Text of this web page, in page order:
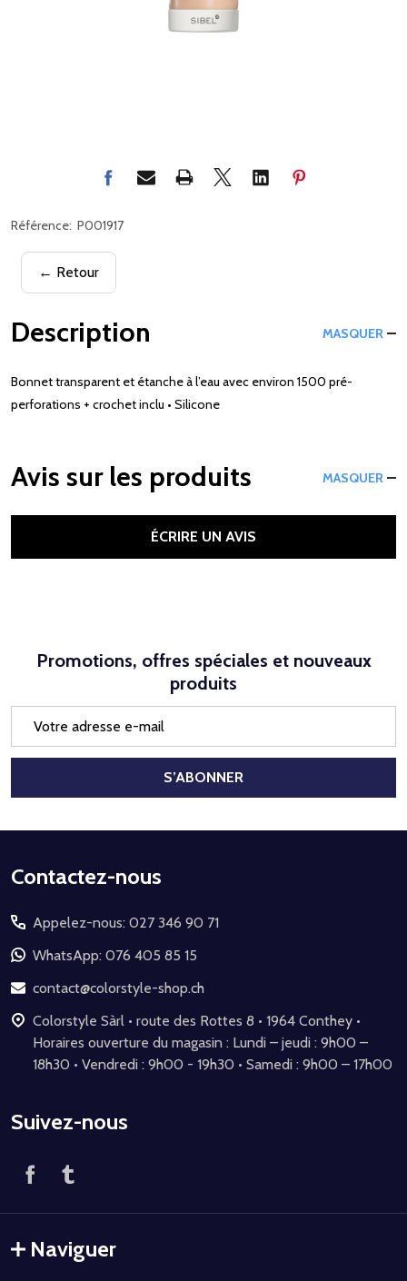
Référence: P001917
← Retour
Description MASQUER
Bonnet transparent et étanche à l’eau avec environ 1500 pré-
perforations + crochet inclu • Silicone
Avis sur les produits MASQUER
ÉCRIRE UN AVIS
Promotions, offres spéciales et nouveaux
produits
mail
S’ABONNER
Début
pied
de
page
Contactez-nous
Appelez-nous: 027 346 90 71
WhatsApp: 076 405 85 15
contact@colorstyle-shop.ch
Colorstyle Sàrl • route des Rottes 8 • 1964 Conthey •
Horaires ouverture du magasin : Lundi – jeudi : 9h00 –
18h30 • Vendredi : 9h00 - 19h30 • Samedi : 9h00 – 17h00
Suivez-nous
Naviguer